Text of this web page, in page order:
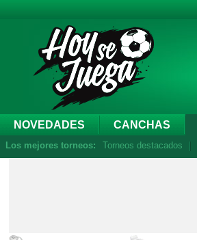
NOVEDADES CANCHAS
Los mejores torneos: Torneos destacados